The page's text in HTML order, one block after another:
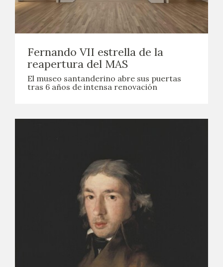
Fernando VII estrella de la
reapertura del MAS
El museo santanderino abre sus puertas
tras 6 años de intensa renovación